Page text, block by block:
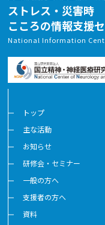
ストレス・災害時
こころの情報支援
National Information
トップ
主な活動
お知らせ
研修会・セミナー
一般の方へ
支援者の方へ
資料